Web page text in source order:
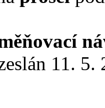
11. 5.